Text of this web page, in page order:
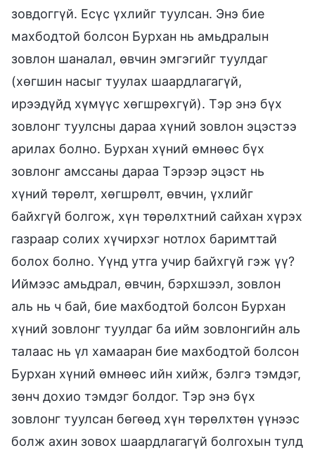
зовдоггүй. Есүс үхлийг туулсан. Энэ бие
махбодтой болсон Бурхан нь амьдралын
зовлон шаналал, өвчин эмгэгийг туулдаг
(хөгшин насыг туулах шаардлагагүй,
ирээдүйд хүмүүс хөгшрөхгүй). Тэр энэ бүх
зовлонг туулсны дараа хүний зовлон эцэстээ
арилах болно. Бурхан хүний өмнөөс бүх
зовлонг амссаны дараа Тэрээр эцэст нь
хүний төрөлт, хөгшрөлт, өвчин, үхлийг
байхгүй болгож, хүн төрөлхтний сайхан хүрэх
газраар солих хүчирхэг нотлох баримттай
болох болно. Үүнд утга учир байхгүй гэж үү?
Иймээс амьдрал, өвчин, бэрхшээл, зовлон
аль нь ч бай, бие махбодтой болсон Бурхан
хүний зовлонг туулдаг ба ийм зовлонгийн аль
талаас нь үл хамааран бие махбодтой болсон
Бурхан хүний өмнөөс ийн хийж, бэлгэ тэмдэг,
зөнч дохио тэмдэг болдог. Тэр энэ бүх
зовлонг туулсан бөгөөд хүн төрөлхтөн үүнээс
болж ахин зовох шаардлагагүй болгохын тулд